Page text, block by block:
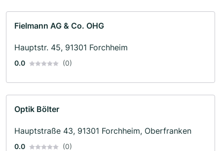
Fielmann AG & Co. OHG
Hauptstr. 45, 91301 Forchheim
0.0 (0)
Optik Bölter
Hauptstraße 43, 91301 Forchheim, Oberfranken
0.0 (0)